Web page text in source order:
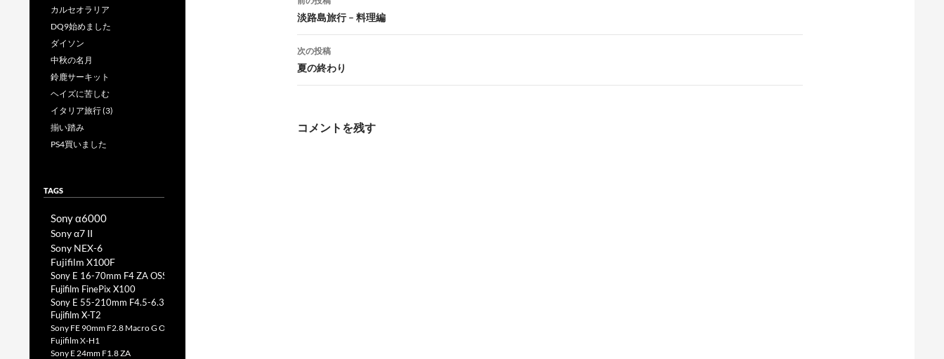
稿
ナ
ビ
ゲ
淡路島旅行 – 料理編
次の投稿
夏の終わり
コメントを残す
カルセオラリア
DQ9始めました
ダイソン
中秋の名月
鈴鹿サーキット
ヘイズに苦しむ
イタリア旅行 (3)
揃い踏み
PS4買いました
TAGS
Sony α6000
Sony α7 II
Sony NEX-6
Fujifilm X100F
Sony E 16-70mm F4 ZA OSS
Fujifilm FinePix X100
Sony E 55-210mm F4.5-6.3 OSS
Fujifilm X-T2
Sony FE 90mm F2.8 Macro G OSS
Fujifilm X-H1
Sony E 24mm F1.8 ZA